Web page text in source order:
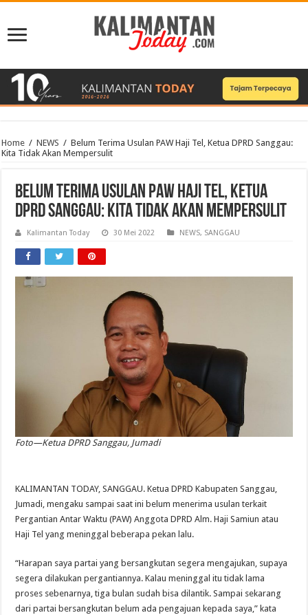
Home / NEWS / Belum Terima Usulan PAW Haji Tel, Ketua DPRD Sanggau:
Kita Tidak Akan Mempersulit
Belum Terima Usulan PAW Haji Tel, Ketua
DPRD Sanggau: Kita Tidak Akan Mempersulit
Kalimantan Today 30 Mei 2022 NEWS, SANGGAU
Foto—Ketua DPRD Sanggau, Jumadi
KALIMANTAN TODAY, SANGGAU. Ketua DPRD Kabupaten Sanggau,
Jumadi, mengaku sampai saat ini belum menerima usulan terkait
Pergantian Antar Waktu (PAW) Anggota DPRD Alm. Haji Samiun atau
Haji Tel yang meninggal beberapa pekan lalu.
“Harapan saya partai yang bersangkutan segera mengajukan, supaya
segera dilakukan pergantiannya. Kalau meninggal itu tidak lama
proses sebenarnya, tiga bulan sudah bisa dilantik. Sampai sekarang
dari partai bersangkutan belum ada pengajuan kepada saya,” kata